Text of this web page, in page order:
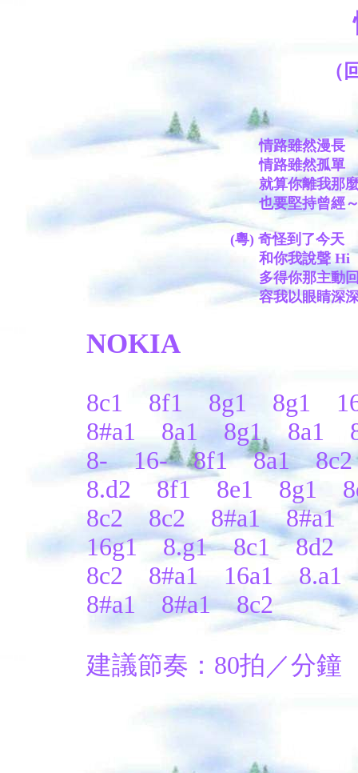
（
情路雖然漫長
情路雖然孤單
就算你離我那麼
也要堅持曾經～
(粵) 奇怪到了今天
和你我說聲 Hi
多得你那主動回
容我以眼睛深深
NOKIA
8c1 8f1 8g1 8g1
8#a1 8a1 8g1 8a1
8- 16- 8f1 8a1 8c2
8.d2 8f1 8e1 8g1
8c2 8c2 8#a1 8#a1
16g1 8.g1 8c1 8d2
8c2 8#a1 16a1
8#a1 8#a1 8c2
建議節奏：80拍／分鐘